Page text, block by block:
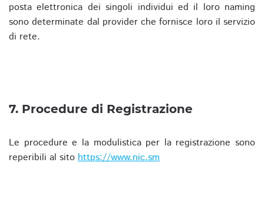
posta elettronica dei singoli individui ed il loro naming
sono determinate dal provider che fornisce loro il servizio
di rete.
7. Procedure di Registrazione
Le procedure e la modulistica per la registrazione sono
reperibili al sito https://www.nic.sm